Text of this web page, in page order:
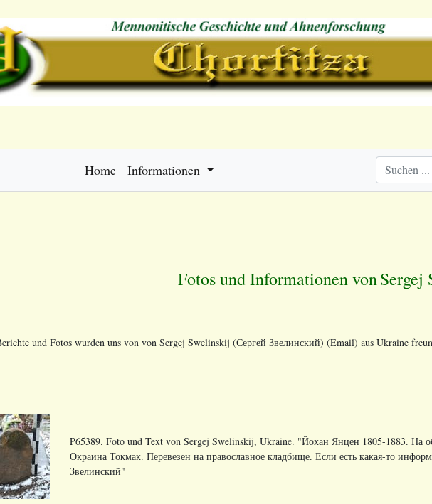
Home Informationen
Fotos und Informationen vonSergej
und Fotos wurden uns von von Sergej Swelinskij (Сергей Звелинский) (Email) aus Ukraine
P65389. Foto und Text von Sergej Swelinskij, Ukraine. "Йохан Янцен 1805-1883. На
Окраина Токмак. Перевезен на православное кладбище. Если есть какая-то
Звелинский"